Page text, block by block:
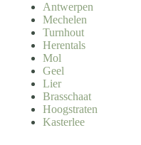
Antwerpen
Mechelen
Turnhout
Herentals
Mol
Geel
Lier
Brasschaat
Hoogstraten
Kasterlee